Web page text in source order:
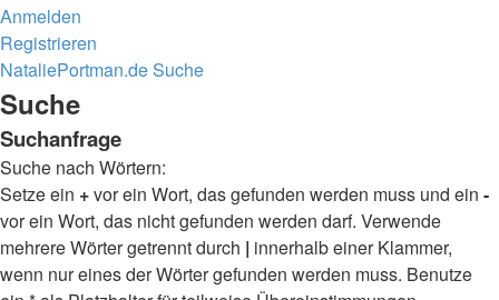
Anmelden
Registrieren
NataliePortman.deSuche
Suche
Suchanfrage
Suche nach Wörtern:
Setze ein +vor ein Wort, das gefunden werden muss und ein -
vor ein Wort, das nicht gefunden werden darf. Verwende
mehrere Wörter getrennt durch | innerhalb einer Klammer,
wenn nur eines der Wörter gefunden werden muss. Benutze